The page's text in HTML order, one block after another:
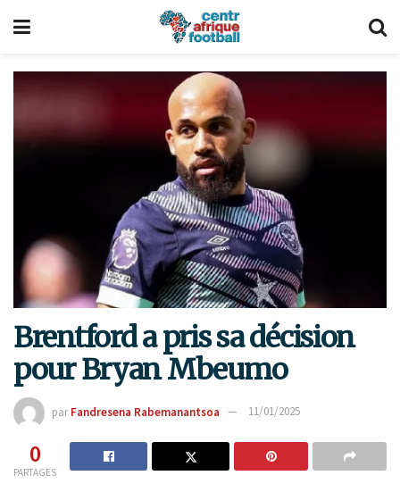
Brentford a pris sa décision
pour Bryan Mbeumo
par Fandresena Rabemanantsoa 11/01/2025
0
PARTAGES